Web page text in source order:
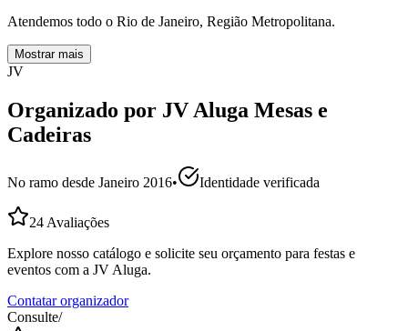
Atendemos todo o Rio de Janeiro, Região Metropolitana.
Mostrar mais
JV
Organizado por JV Aluga Mesas e
Cadeiras
No ramo desde Janeiro 2016• Identidade verificada
24 Avaliações
Explore nosso catálogo e solicite seu orçamento para festas e
eventos com a JV Aluga.
Contatar organizador
Consulte/